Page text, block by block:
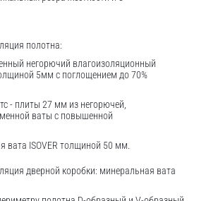
полотна:
негорючий влагоизоляционный
5мм с поглощением до 70%
- плиты 27 мм из негорючей,
ваты с повышенной
вата ISOVER толщиной 50 мм.
дверной коробки: минеральная вата